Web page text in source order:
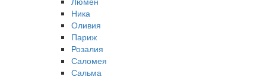
Ника
Оливия
Париж
Розалия
Саломея
Сальма